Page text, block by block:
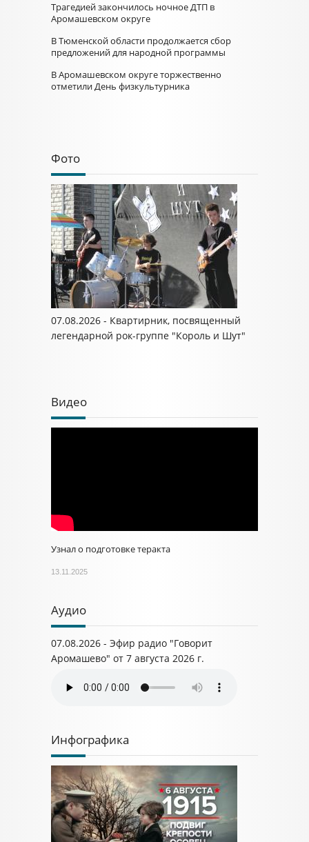
Трагедией закончилось ночное ДТП в
Аромашевском округе
В Тюменской области продолжается сбор
предложений для народной программы
В Аромашевском округе торжественно
отметили День физкультурника
Фото
07.08.2026 - Квартирник, посвященный
легендарной рок-группе "Король и Шут"
Видео
Узнал о подготовке теракта
13.11.2025
Аудио
07.08.2026 - Эфир радио "Говорит
Аромашево" от 7 августа 2026 г.
Инфографика